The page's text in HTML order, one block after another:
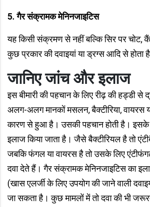
5. गैर संक्रामक मेनिनजाइटिस
यह किसी संक्रमण से नहीं बल्कि सिर पर चोट,
कुछ प्रकार की दवाइयां या ड्रग्स आदि से होता
जानिए जांच और इलाज
इस बीमारी की पहचान के लिए रीढ़ की हड्डी
अलग-अलग मानकों मसलन, बैक्टीरिया, वायरस
कारण से हुआ है। उसकी पहचान होती है। इसके
इलाज किया जाता है। जैसे बैक्टीरियल है तो
जबकि फंगल या वायरस है तो उसके लिए
दवा देते हैं। गैर संक्रामक मेनिनजाइटिस का
(खास एलर्जी के लिए उपयोग की जाने वाली
जा सकता है। कुछ मामलों में तो दवा की भी